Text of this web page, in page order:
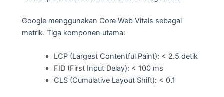
Google menggunakan Core Web Vitals sebagai
metrik. Tiga komponen utama:
LCP (Largest Contentful Paint): < 2.5 detik
FID (First Input Delay): < 100 ms
CLS (Cumulative Layout Shift): < 0.1